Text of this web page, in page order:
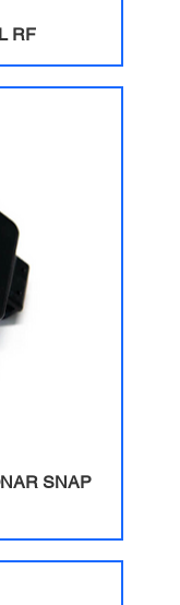
RF
SNAP